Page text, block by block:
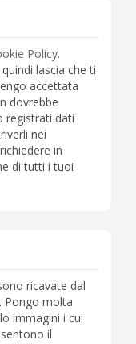
Policy.
quindi lascia che ti
accettata
dovrebbe
registrati dati
nei
in
di tutti i tuoi
ricavate dal
Pongo molta
immagini i cui
il